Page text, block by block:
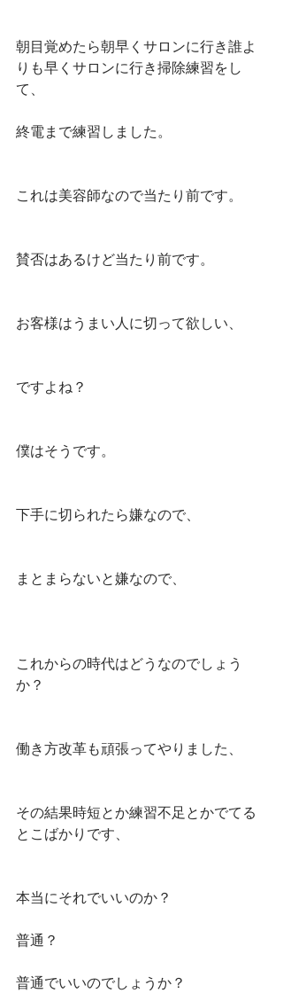
朝目覚めたら朝早くサロンに行き誰よ
りも早くサロンに行き掃除練習をし
て、
終電まで練習しました。
これは美容師なので当たり前です。
賛否はあるけど当たり前です。
お客様はうまい人に切って欲しい、
ですよね？
僕はそうです。
下手に切られたら嫌なので、
まとまらないと嫌なので、
これからの時代はどうなのでしょう
か？
働き方改革も頑張ってやりました、
その結果時短とか練習不足とかでてる
とこばかりです、
本当にそれでいいのか？
普通？
普通でいいのでしょうか？